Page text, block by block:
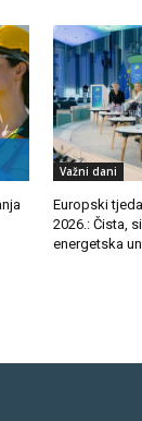
Važni dani
Europski
2026.: Čista,
energetska